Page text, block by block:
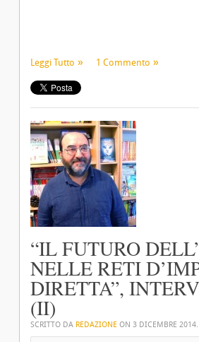
Leggi Tutto 1 Commento
“IL FUTURO
NELLE RETI
DIRETTA”,
(II)
SCRITTO DA REDAZIONE ON 3 DICEMBRE 2014